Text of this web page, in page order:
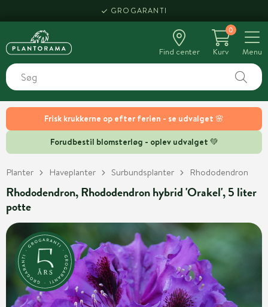
Frisk krukkerne op efter ferien - se udvalget 🌸
Forudbestil blomsterløg - oplev udvalget 💚
GROGARANTI
Find center
0
Kurv
Menu
Planter Haveplanter Surbundsplanter Rhododendron
Rhododendron, Rhododendron hybrid 'Orakel', 5 liter
potte